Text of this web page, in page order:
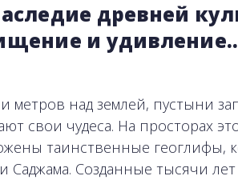
древней
и
метров над землей, пустыни
свои чудеса. На просторах
таинственные геоглифы,
Саджама. Созданные тысячи